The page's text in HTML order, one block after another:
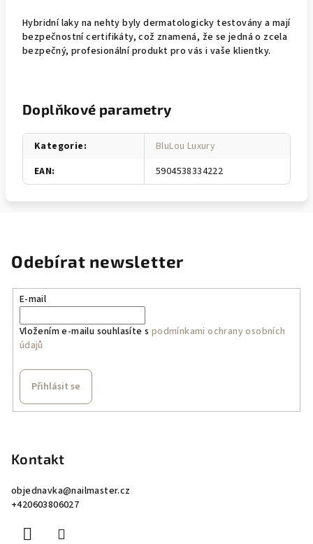
Hybridní laky na nehty byly dermatologicky testovány a mají
bezpečnostní certifikáty, což znamená, že se jedná o zcela
bezpečný, profesionální produkt pro vás i vaše klientky.
Doplňkové parametry
Kategorie:
BluLou Luxury
EAN: 5904538334222
Odebírat newsletter
E-mail
Vložením e-mailu souhlasíte s podmínkami ochrany osobních
údajů
Přihlásit se
Kontakt
objednavka@nailmaster.cz
+420603806027